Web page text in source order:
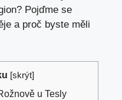
Pojďme se
a proč byste měli
[skrýt]
u Tesly